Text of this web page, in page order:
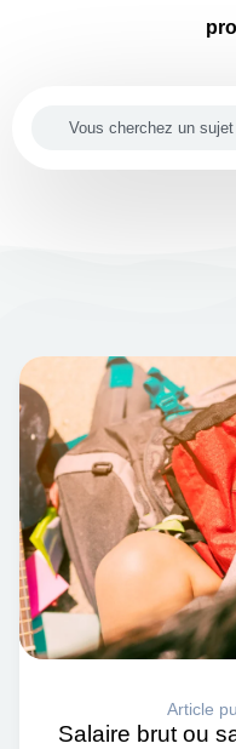
Article
Salaire brut ou